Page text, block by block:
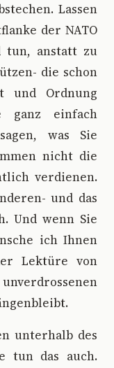
Lassen
der NATO
tun, anstatt zu
die schon
und Ordnung
ganz einfach
was Sie
nicht die
verdienen.
und das
Und wenn Sie
ich Ihnen
Lektüre von
unterhalb des
tun das auch.